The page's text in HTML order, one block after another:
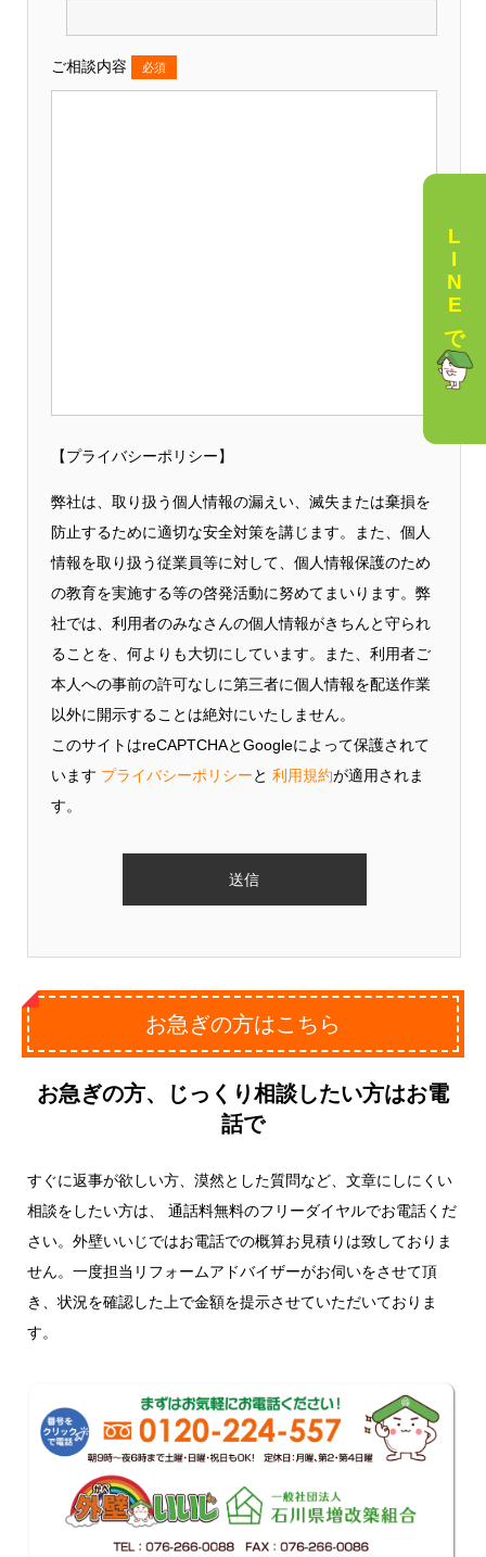
LINEで相談
ご相談内容 必須
【プライバシーポリシー】
弊社は、取り扱う個人情報の漏えい、滅失または棄損を
防止するために適切な安全対策を講じます。また、個人
情報を取り扱う従業員等に対して、個人情報保護のため
の教育を実施する等の啓発活動に努めてまいります。弊
社では、利用者のみなさんの個人情報がきちんと守られ
ることを、何よりも大切にしています。また、利用者ご
本人への事前の許可なしに第三者に個人情報を配送作業
以外に開示することは絶対にいたしません。
このサイトはreCAPTCHAとGoogleによって保護されて
います プライバシーポリシーと 利用規約が適用されま
す。
お急ぎの方はこちら
お急ぎの方、じっくり相談したい方はお電
話で
すぐに返事が欲しい方、漠然とした質問など、文章にしにくい
相談をしたい方は、
通話料無料のフリーダイヤルでお電話くだ
さい。 外壁いいじではお電話での概算お見積りは致しておりま
せん。 一度担当リフォームアドバイザーがお伺いをさせて頂
き、状況を確認した上で金額を提示させていただいておりま
す。